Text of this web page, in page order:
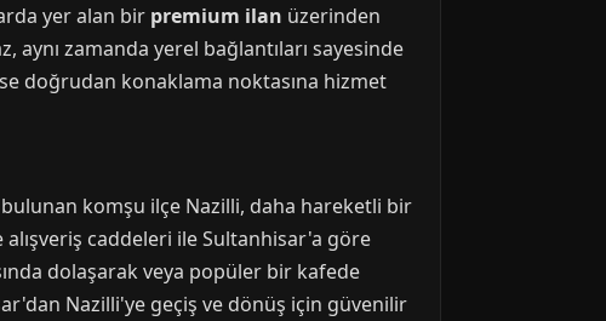
yer alan bir premium ilan üzerinden
zamanda yerel bağlantıları sayesinde
doğrudan konaklama noktasına hizmet
komşu ilçe Nazilli, daha hareketli bir
caddeleri ile Sultanhisar'a göre
dolaşarak veya popüler bir kafede
Nazilli'ye geçiş ve dönüş için güvenilir